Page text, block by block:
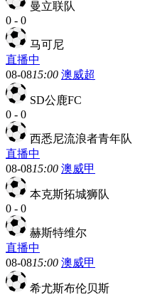
曼立联队
0 - 0
马可尼
直播中
08-0815:00 澳威超
SD公鹿FC
0 - 0
西悉尼流浪者青年队
直播中
08-0815:00 澳威甲
本克斯拓城狮队
0 - 0
赫斯特维尔
直播中
08-0815:00 澳威甲
希尤斯布伦贝斯